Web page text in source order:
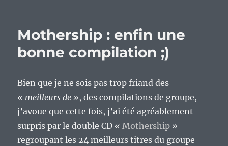
Mothership : enfin une
bonne compilation ;)
Bien que je ne sois pas trop friand des
« meilleurs de », des compilations de groupe,
j’avoue que cette fois, j’ai été agréablement
surpris par le double CD «Mothership »
regroupant les 24 meilleurs titres du groupe